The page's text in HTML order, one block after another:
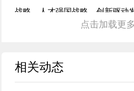
战略、人才强国战略、创新驱动
领域新赛道，不断塑造发展新动
邃，启迪思想、凝聚人心、催人
究中脚踏实地、勇于创新，为新
点击加载更多
相关动态